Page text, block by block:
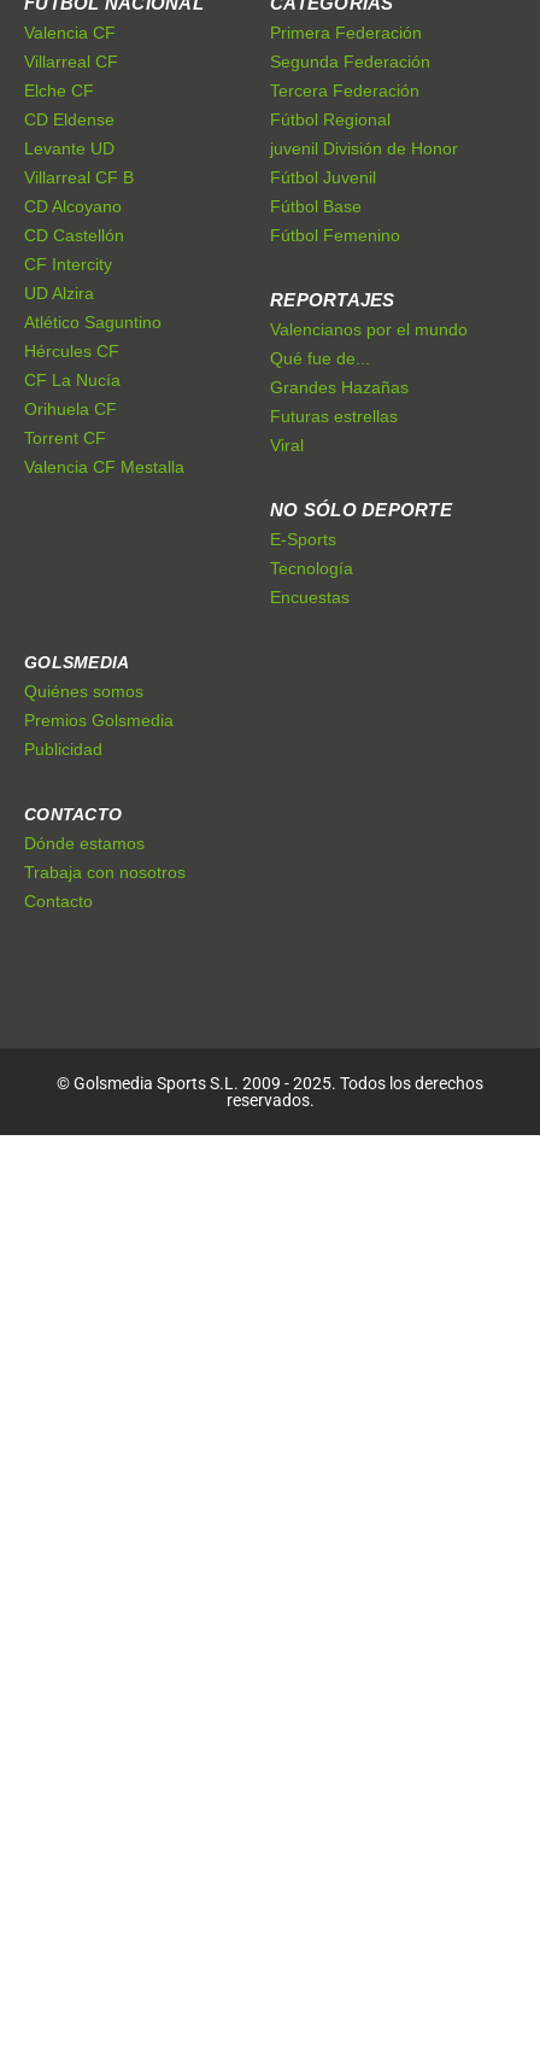
Valencia CF
Villarreal CF
Elche CF
CD Eldense
Levante UD
Villarreal CF B
CD Alcoyano
CD Castellón
CF Intercity
UD Alzira
Atlético Saguntino
Hércules CF
CF La Nucía
Orihuela CF
Torrent CF
Valencia CF Mestalla
Primera Federación
Segunda Federación
Tercera Federación
Fútbol Regional
juvenil División de Honor
Fútbol Juvenil
Fútbol Base
Fútbol Femenino
REPORTAJES
Valencianos por el mundo
Qué fue de...
Grandes Hazañas
Futuras estrellas
Viral
NO SÓLO DEPORTE
E-Sports
Tecnología
Encuestas
GOLSMEDIA
Quiénes somos
Premios Golsmedia
Publicidad
CONTACTO
Dónde estamos
Trabaja con nosotros
Contacto
© Golsmedia Sports S.L. 2009 - 2025. Todos los derechos
reservados.